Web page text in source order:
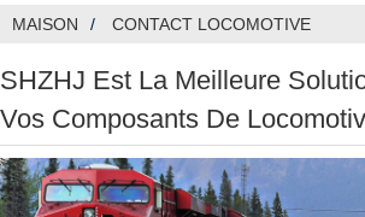
MAISON CONTACT LOCOMOTIVE
SHZHJ Est La Meilleure
Vos Composants De